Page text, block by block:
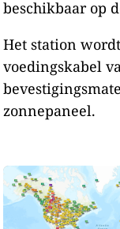
beschikbaar op
Het station
voedingskabel
zonnepaneel.